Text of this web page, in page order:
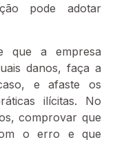
pode adotar
que a empresa
danos, faça a
e afaste os
ilícitas. No
comprovar que
o erro e que